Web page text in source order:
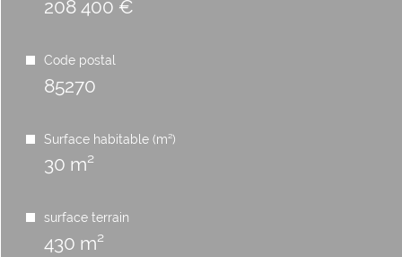
208 400 €
Code postal
85270
Surface habitable (m²)
30 m²
surface terrain
430 m²